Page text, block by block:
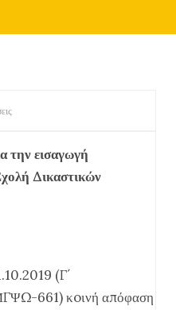
την εισαγωγή
Δικαστικών
(Γ´
661) κoινή απόφαση